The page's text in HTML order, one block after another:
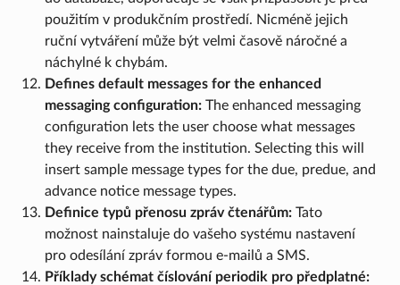
použitím v produkčním prostředí. Nicméně jejich
ruční vytváření může být velmi časově náročné a
náchylné k chybám.
Defines default messages for the enhanced
messaging configuration:The enhanced messaging
configuration lets the user choose what messages
they receive from the institution. Selecting this will
insert sample message types for the due, predue, and
advance notice message types.
Definice typů přenosu zpráv čtenářům:Tato
možnost nainstaluje do vašeho systému nastavení
pro odesílání zpráv formou e-mailů a SMS.
Příklady schémat číslování periodik pro předplatné: